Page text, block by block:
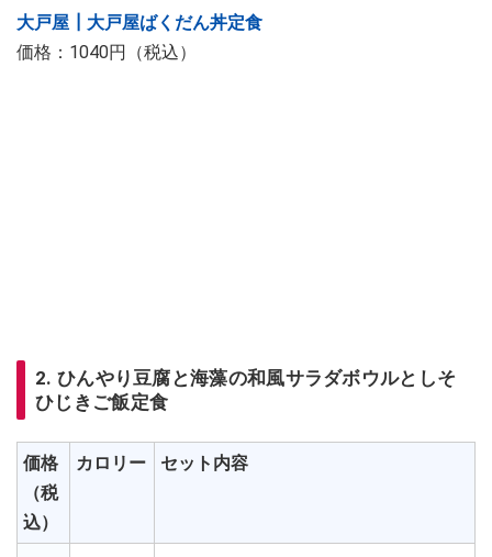
大戸屋┃大戸屋ばくだん丼定食
価格：1040円（税込）
2. ひんやり豆腐と海藻の和風サラダボウルとしそ
ひじきご飯定食
価格
（税
込）
カロリー セット内容